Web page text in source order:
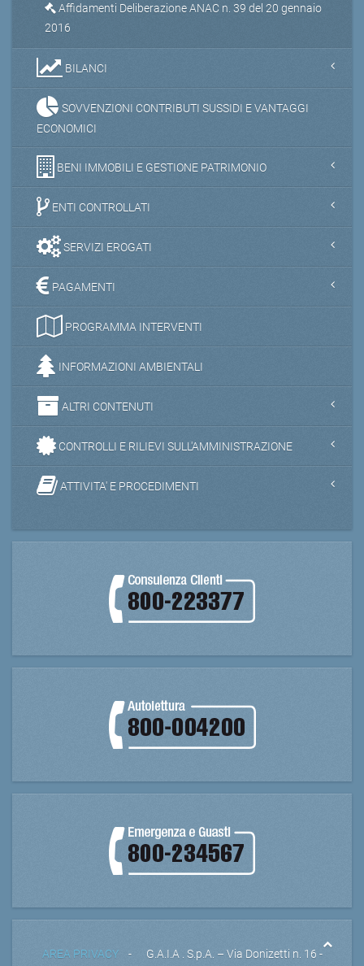
Affidamenti Deliberazione ANAC n. 39 del 20 gennaio
2016
BILANCI
SOVVENZIONI CONTRIBUTI SUSSIDI E VANTAGGI
ECONOMICI
BENI IMMOBILI E GESTIONE PATRIMONIO
ENTI CONTROLLATI
SERVIZI EROGATI
PAGAMENTI
PROGRAMMA INTERVENTI
INFORMAZIONI AMBIENTALI
ALTRI CONTENUTI
CONTROLLI E RILIEVI SULL'AMMINISTRAZIONE
ATTIVITA' E PROCEDIMENTI
AREA PRIVACY- G.A.I.A . S.p.A. – Via Donizetti n. 16 -